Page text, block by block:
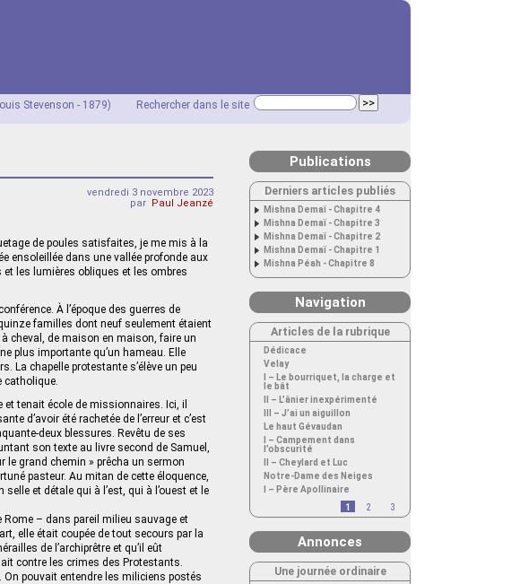
Rechercher dans le site
Stevenson - 1879)
vendredi 3 novembre 2023
par Paul Jeanzé
de poules satisfaites, je me mis à la
ensoleillée dans une vallée profonde aux
les lumières obliques et les ombres
À l’époque des guerres de
familles dont neuf seulement étaient
cheval, de maison en maison, faire un
plus importante qu’un hameau. Elle
La chapelle protestante s’élève un peu
catholique.
et tenait école de missionnaires. Ici, il
d’avoir été rachetée de l’erreur et c’est
deux blessures. Revêtu de ses
son texte au livre second de Samuel,
grand chemin » prêcha un sermon
pasteur. Au mitan de cette éloquence,
et détale qui à l’est, qui à l’ouest et le
– dans pareil milieu sauvage et
elle était coupée de tout secours par la
de l’archiprêtre et qu’il eût
contre les crimes des Protestants.
pouvait entendre les miliciens postés
Publications
Derniers articles publiés
Mishna Demaï - Chapitre 4
Mishna Demaï - Chapitre 3
Mishna Demaï - Chapitre 2
Mishna Demaï - Chapitre 1
Mishna Péah - Chapitre 8
Navigation
Articles de la rubrique
Dédicace
Velay
I – Le bourriquet, la charge et
le bât
II – L’ânier inexpérimenté
III – J’ai un aiguillon
Le haut Gévaudan
I – Campement dans
l’obscurité
II – Cheylard et Luc
Notre-Dame des Neiges
I – Père Apollinaire
1
2 3
Annonces
Une journée ordinaire